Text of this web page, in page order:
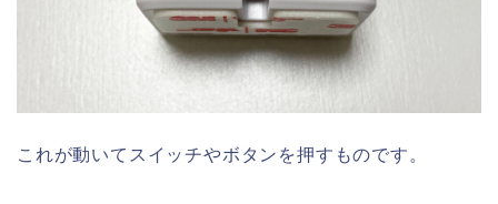
これが動いてスイッチやボタンを押すものです。